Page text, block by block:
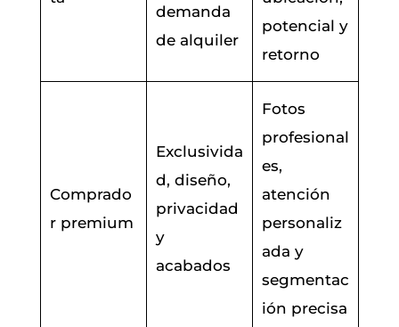
demanda
de alquiler
potencial y
retorno
Comprado
r premium
Exclusivida
d, diseño,
privacidad
y
acabados
Fotos
profesional
es,
atención
personaliz
ada y
segmentac
ión precisa